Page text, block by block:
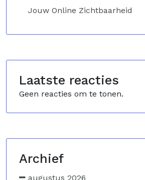
Jouw Online Zichtbaarheid
Laatste reacties
Geen reacties om te tonen.
Archief
augustus 2026